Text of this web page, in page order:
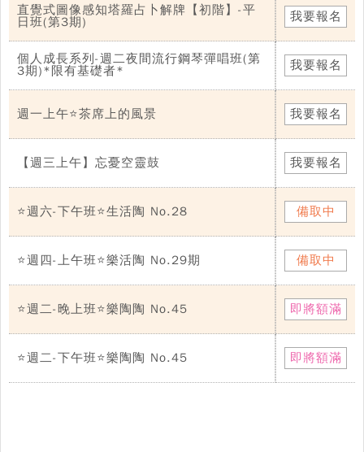
直覺式圖像感知塔羅占卜解牌【初階】-平
日班(第3期)
我要報名
個人成長系列-週二夜間流行鋼琴彈唱班(第
3期)*限有基礎者*
我要報名
週一上午⭐茶席上的風景 我要報名
【週三上午】忘憂空靈鼓 我要報名
⭐週六-下午班⭐生活陶 No.28 備取中
⭐週四-上午班⭐樂活陶 No.29期 備取中
⭐週二-晚上班⭐樂陶陶 No.45 即將額滿
⭐週二-下午班⭐樂陶陶 No.45 即將額滿